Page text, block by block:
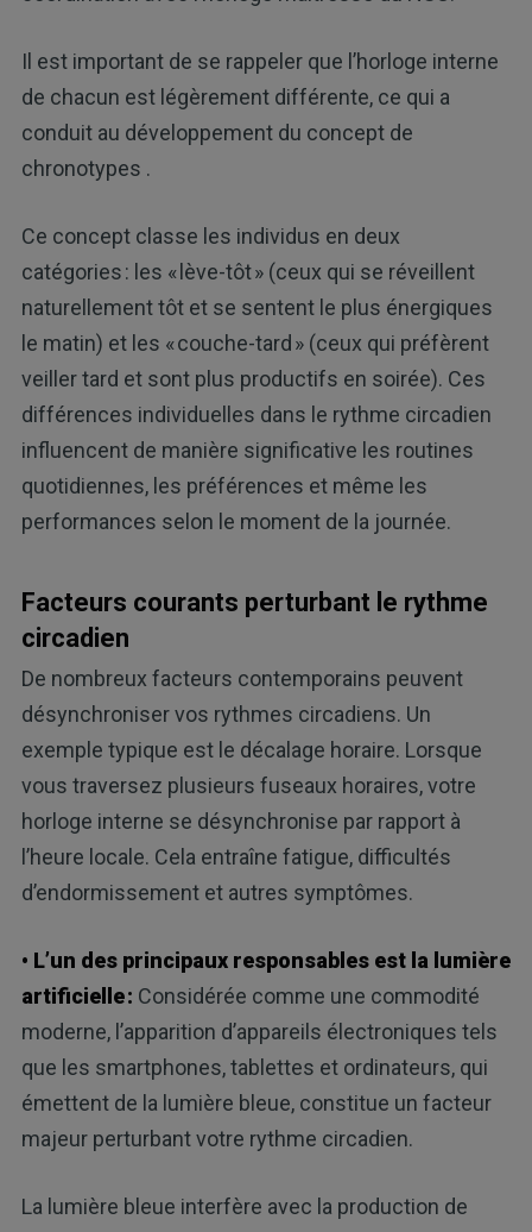
Il est important de se rappeler que l’horloge interne
de chacun est légèrement différente, ce qui a
conduit au développement du concept de
chronotypes .
Ce concept classe les individus en deux
catégories : les « lève-tôt » (ceux qui se réveillent
naturellement tôt et se sentent le plus énergiques
le matin) et les « couche-tard » (ceux qui préfèrent
veiller tard et sont plus productifs en soirée). Ces
différences individuelles dans le rythme circadien
influencent de manière significative les routines
quotidiennes, les préférences et même les
performances selon le moment de la journée.
Facteurs courants perturbant le rythme
circadien
De nombreux facteurs contemporains peuvent
désynchroniser vos rythmes circadiens. Un
exemple typique est le décalage horaire. Lorsque
vous traversez plusieurs fuseaux horaires, votre
horloge interne se désynchronise par rapport à
l’heure locale. Cela entraîne fatigue, difficultés
d’endormissement et autres symptômes.
• L’un des principaux responsables est la lumière
artificielle : Considérée comme une commodité
moderne, l’apparition d’appareils électroniques tels
que les smartphones, tablettes et ordinateurs, qui
émettent de la lumière bleue, constitue un facteur
majeur perturbant votre rythme circadien.
La lumière bleue interfère avec la production de